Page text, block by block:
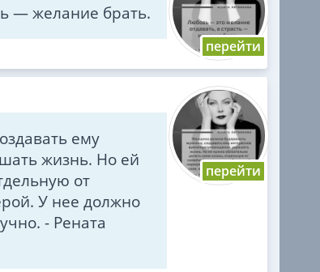
— желание брать.
ему
жизнь. Но ей
от
У нее должно
- Рената